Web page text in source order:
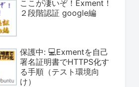
ここが凄いぞ！Exment！
２段階認証 google編
保護中: 💻Exmentを自己
署名証明書でHTTPS化す
る手順（テスト環境向
け）